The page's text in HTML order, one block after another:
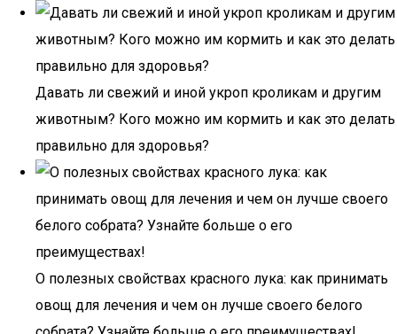
Давать ли свежий и иной укроп кроликам и другим
животным? Кого можно им кормить и как это делать
правильно для здоровья?
О полезных свойствах красного лука: как принимать
овощ для лечения и чем он лучше своего белого